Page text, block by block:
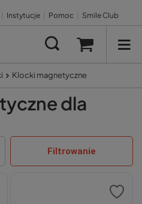
Instytucje Pomoc Smile Club
Klocki magnetyczne
dla
Filtrowanie